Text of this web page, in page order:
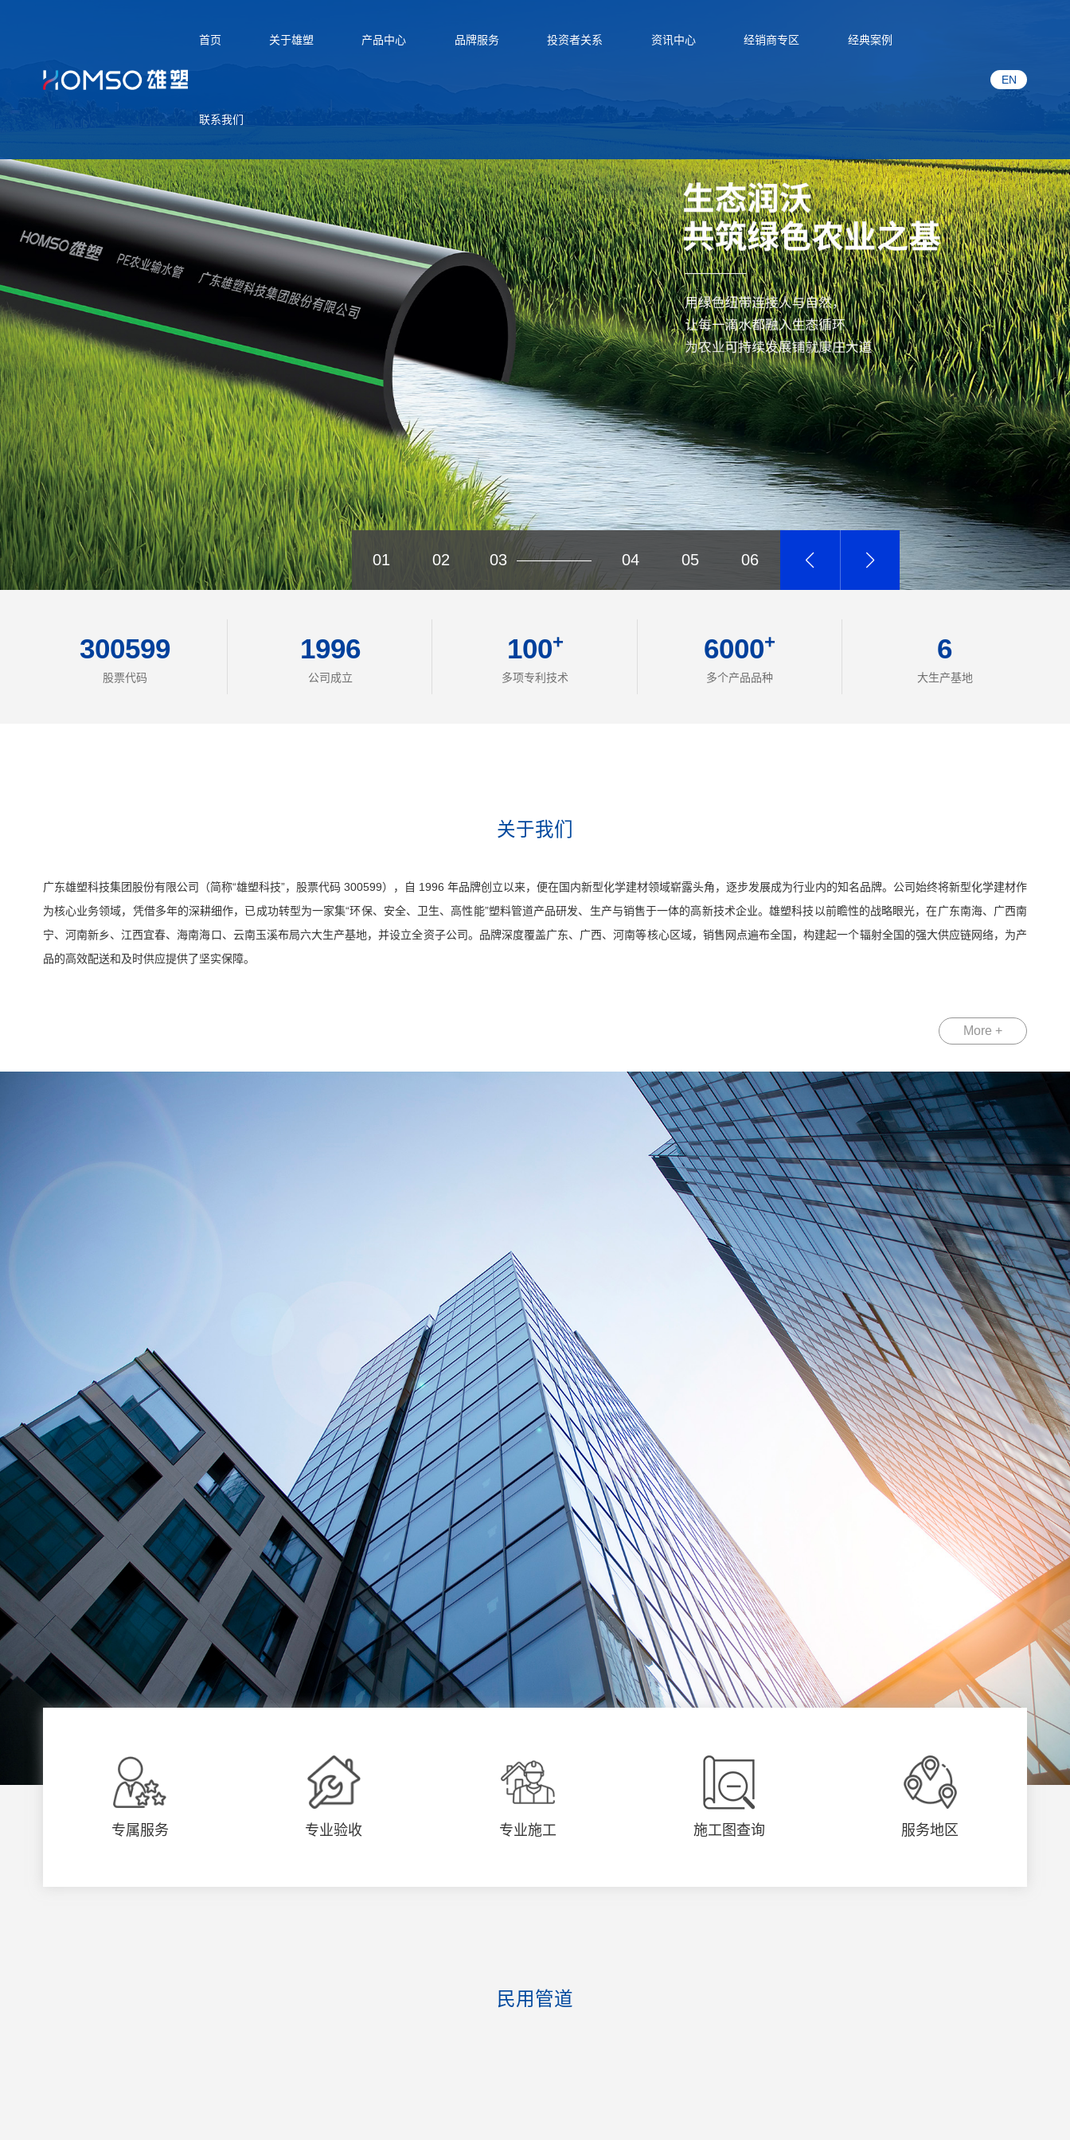
首页 关于雄塑 产品中心 品牌服务 投资者关系 资讯中心 经销商专区 经典案例
联系我们
EN
01 02 03 04 05 06
300599
股票代码
1996
公司成立
100+
多项专利技术
6000+
多个产品品种
6
大生产基地
关于我们
广东雄塑科技集团股份有限公司（简称“雄塑科技”，股票代码 300599），自 1996 年品牌创立以来，便在国内新型化学建材领域崭露头角，逐步发展成为行业内的知名品牌。公司始终将新型化学建材作
为核心业务领域，凭借多年的深耕细作，已成功转型为一家集“环保、安全、卫生、高性能”塑料管道产品研发、生产与销售于一体的高新技术企业。雄塑科技以前瞻性的战略眼光，在广东南海、广西南
宁、河南新乡、江西宜春、海南海口、云南玉溪布局六大生产基地，并设立全资子公司。品牌深度覆盖广东、广西、河南等核心区域，销售网点遍布全国，构建起一个辐射全国的强大供应链网络，为产
品的高效配送和及时供应提供了坚实保障。
More +
专属服务 专业验收 专业施工 施工图查询 服务地区
民用管道